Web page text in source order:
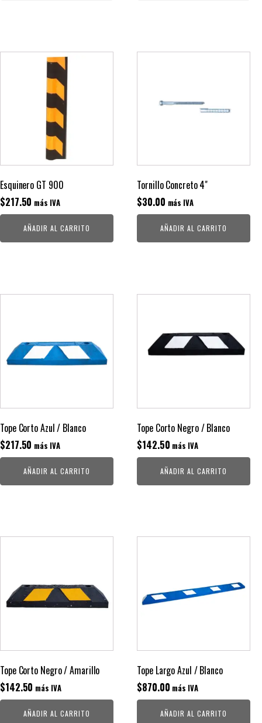
Esquinero GT 900
$217.50 más IVA
AÑADIR AL CARRITO
Tornillo Concreto 4"
$30.00 más IVA
AÑADIR AL CARRITO
Tope Corto Azul / Blanco
$217.50 más IVA
AÑADIR AL CARRITO
Tope Corto Negro / Blanco
$142.50 más IVA
AÑADIR AL CARRITO
Tope Corto Negro / Amarillo
$142.50 más IVA
AÑADIR AL CARRITO
Tope Largo Azul / Blanco
$870.00 más IVA
AÑADIR AL CARRITO